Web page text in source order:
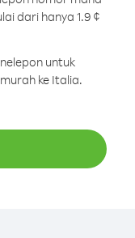
dari hanya 1.9 ¢
untuk
ke Italia.